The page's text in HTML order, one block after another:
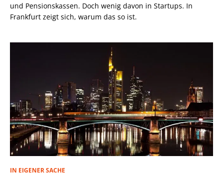
und Pensionskassen. Doch wenig davon in Startups. In
Frankfurt zeigt sich, warum das so ist.
IN EIGENER SACHE